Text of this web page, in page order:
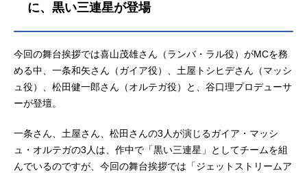
に、黒い三連星が登場
今回の舞台挨拶では喜山茂雄さん（ランバ・ラル役）がMCを務
める中、一条和矢さん（ガイア役）、土屋トシヒデさん（マッシ
ュ役）、松田健一郎さん（オルテガ役）と、谷口理プロデューサ
ーが登壇。
一条さん、土屋さん、松田さんの3人が演じるガイア・マッシ
ュ・オルテガの3人は、作中で「黒い三連星」としてチームを組
んでいるのですが、今回の舞台挨拶では「ジェットストリームア